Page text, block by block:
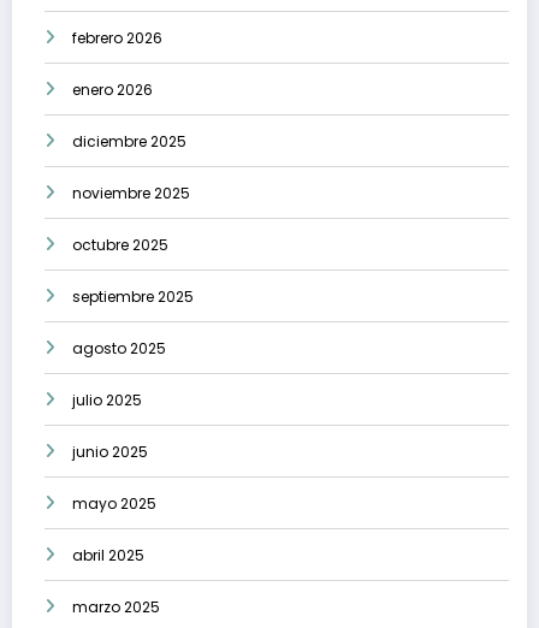
febrero 2026
enero 2026
diciembre 2025
noviembre 2025
octubre 2025
septiembre 2025
agosto 2025
julio 2025
junio 2025
mayo 2025
abril 2025
marzo 2025